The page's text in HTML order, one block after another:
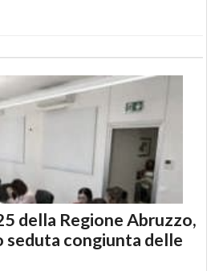
della Regione Abruzzo,
seduta congiunta delle